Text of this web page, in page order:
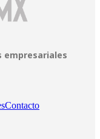
empresariales
Contacto